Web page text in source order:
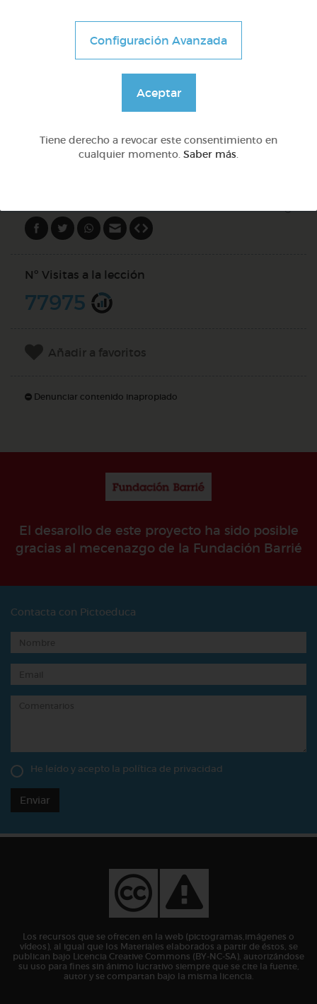
2º Primaria (7-8 años)
@Webparaelespanol
Nº Visitas a la lección
77975
Añadir a favoritos
Denunciar contenido inapropiado
El desarollo de este proyecto ha sido posible
gracias al mecenazgo de la Fundación Barrié
Contacta con Pictoeduca
He leído y acepto la política de privacidad
Enviar
Los recursos que se ofrecen en la web (pictogramas,imágenes o
vídeos), al igual que los Materiales elaborados a partir de éstos, se
publican bajo Licencia Creative Commons (BY-NC-SA), autorizándose
su uso para fines sin ánimo lucrativo siempre que se cite la fuente,
autor y se compartan bajo la misma licencia.
Configuración Avanzada
Aceptar
Tiene derecho a revocar este consentimiento en
cualquier momento. Saber más.